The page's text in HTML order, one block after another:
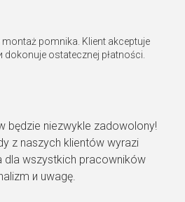
pomnika. Klient akceptuje
ostatecznej płatności.
będzie niezwykle zadowolony!
z naszych klientów wyrazi
dla wszystkich pracowników
и uwagę.